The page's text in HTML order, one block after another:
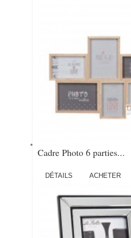
Cadre Photo 6 parties...
DÉTAILS ACHETER